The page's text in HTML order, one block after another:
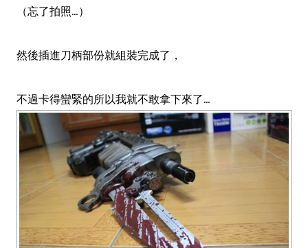
（忘了拍照...）
然後插進刀柄部份就組裝完成了，
不過卡得蠻緊的所以我就不敢拿下來了...